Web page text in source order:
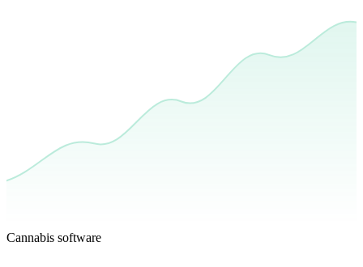
Cannabis software